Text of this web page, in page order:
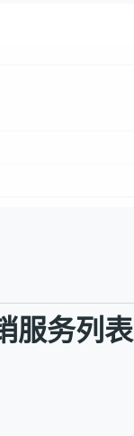
服务列表